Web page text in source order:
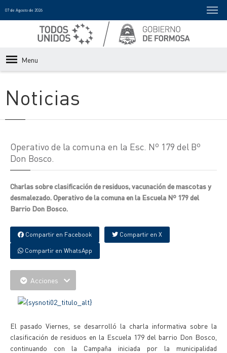
07 de Agosto de 2026
Menu
Noticias
Operativo de la comuna en la Esc. Nº 179 del Bº
Don Bosco.
Charlas sobre clasificación de residuos, vacunación de mascotas y
desmalezado. Operativo de la comuna en la Escuela Nº 179 del
Barrio Don Bosco.
Compartir en Facebook Compartir en X
Compartir en WhatsApp
Acciones
El pasado Viernes, se desarrolló la charla informativa sobre la
clasificación de residuos en la Escuela 179 del barrio Don Bosco,
continuando con la Campaña iniciada por la municipalidad